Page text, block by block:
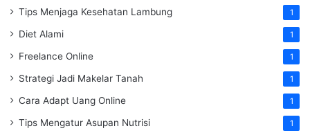
Tips Menjaga Kesehatan Lambung 1
Diet Alami 1
Freelance Online 1
Strategi Jadi Makelar Tanah 1
Cara Adapt Uang Online 1
Tips Mengatur Asupan Nutrisi 1